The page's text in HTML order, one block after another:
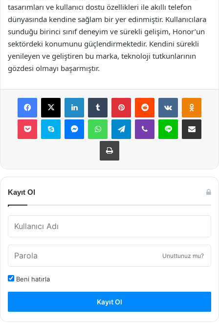
tasarımları ve kullanıcı dostu özellikleri ile akıllı telefon
dünyasında kendine sağlam bir yer edinmiştir. Kullanıcılara
sunduğu birinci sınıf deneyim ve sürekli gelişim, Honor’un
sektördeki konumunu güçlendirmektedir. Kendini sürekli
yenileyen ve geliştiren bu marka, teknoloji tutkunlarının
gözdesi olmayı başarmıştır.
Facebook
X LinkedInTumblr PinterestReddit VKontakte
Pocket Skype MessengerWhatsAppTelegramViber Line E-Posta ile
Yazdır
Kayıt Ol
Unuttunuz mu?
Beni hatırla
Kayıt Ol